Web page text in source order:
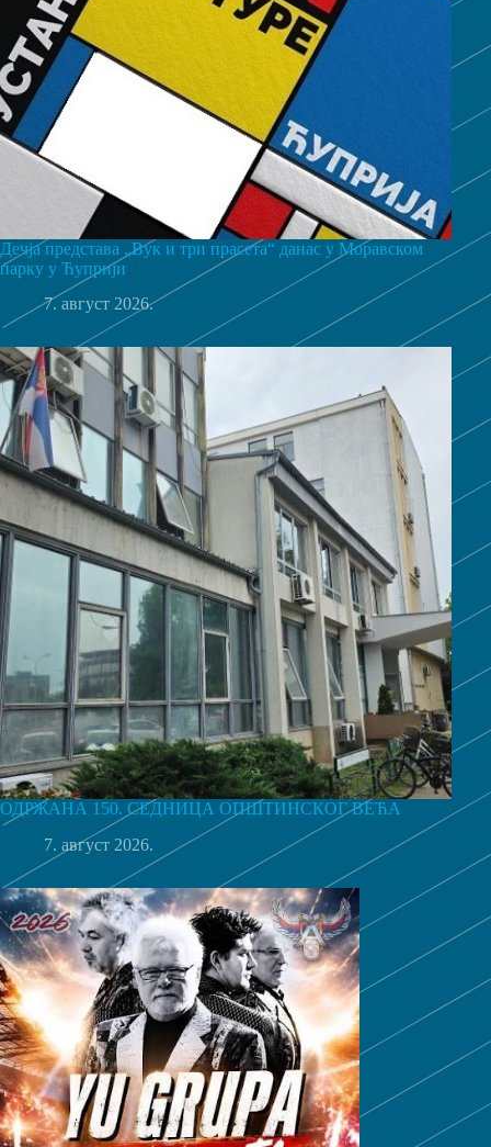
Дечја представа „Вук и три прасета“ данас у Моравском
парку у Ћуприји
7. август 2026.
ОДРЖАНА 150. СЕДНИЦА ОПШТИНСКОГ ВЕЋА
7. август 2026.